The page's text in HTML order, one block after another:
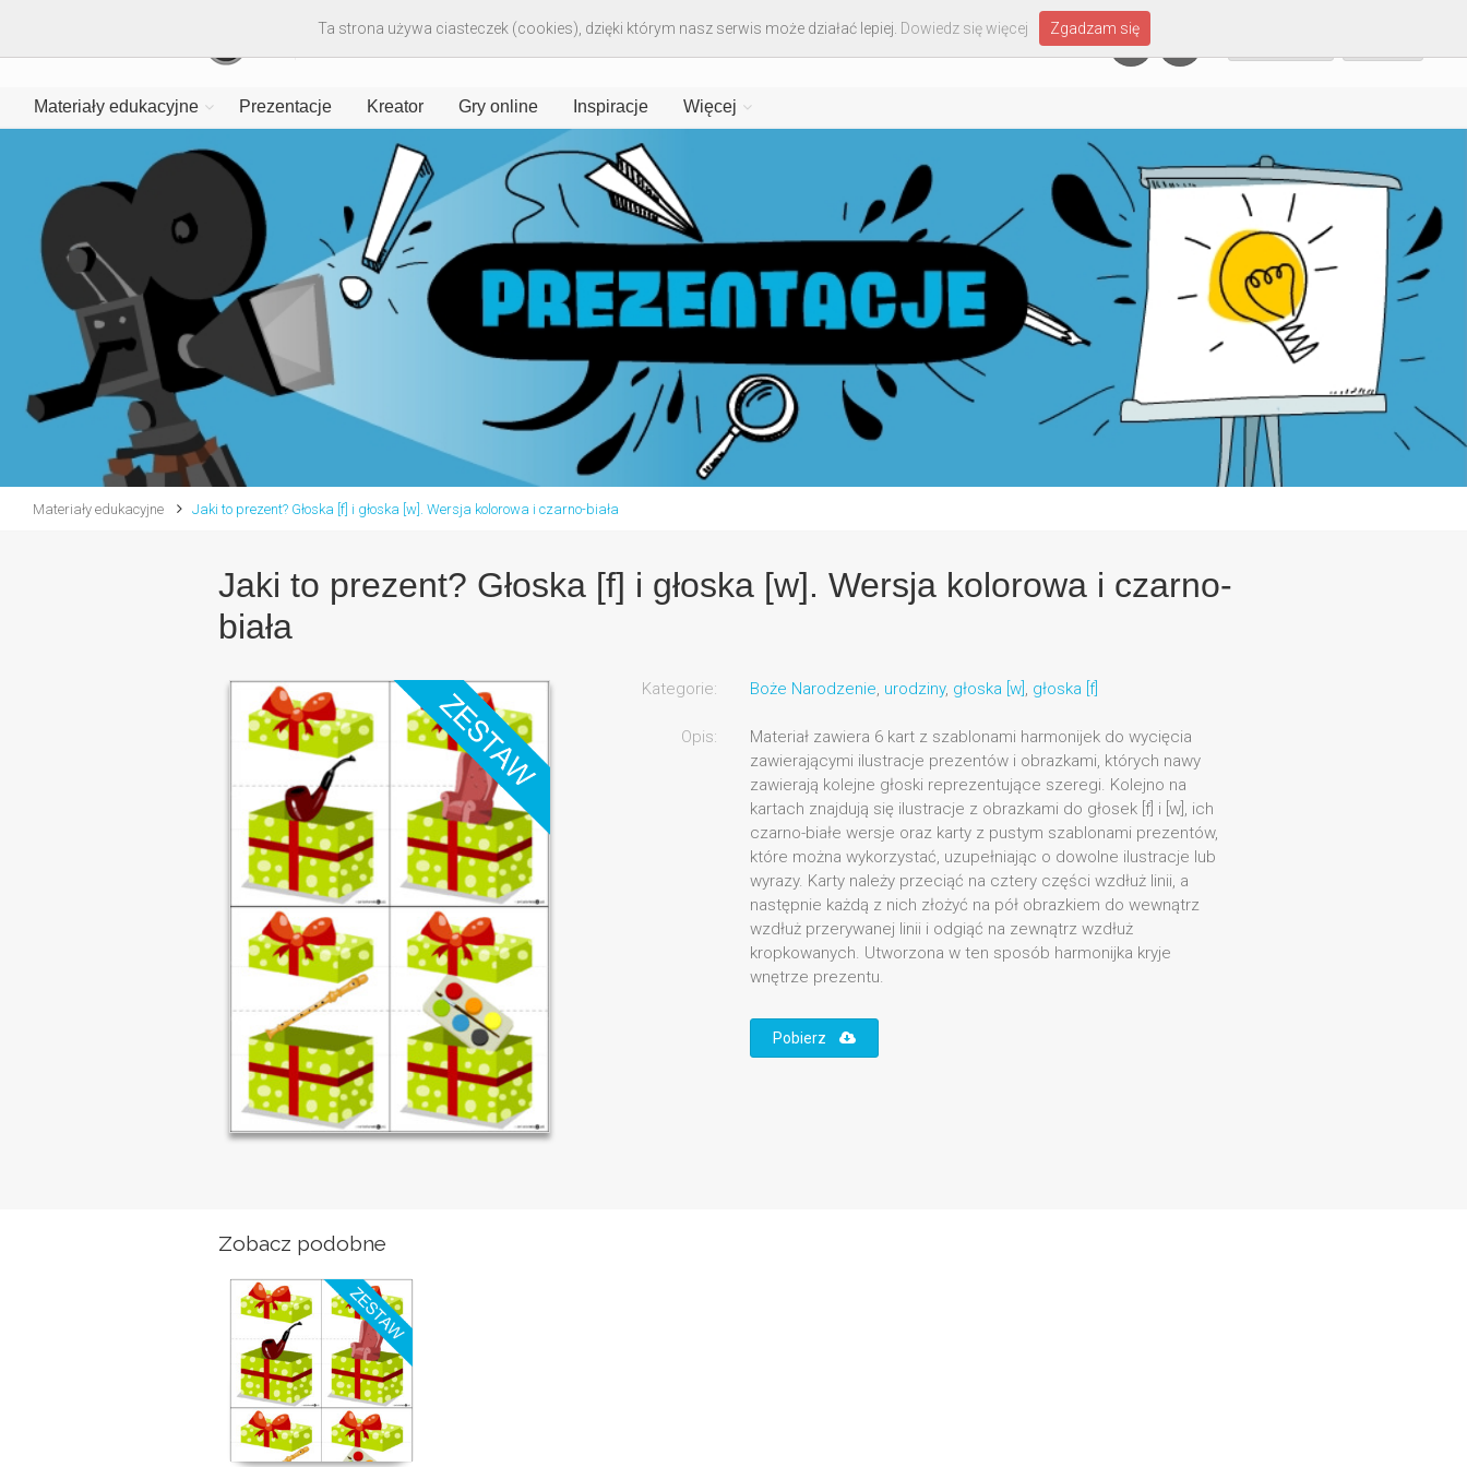
Materiały edukacyjne Prezentacje Kreator Gry online Inspiracje Więcej
Materiały edukacyjne Jaki to prezent? Głoska [f] i głoska [w]. Wersja kolorowa i czarno-biała
Jaki to prezent? Głoska [f] i głoska [w]. Wersja kolorowa i czarno-
biała
Kategorie: Boże Narodzenie, urodziny, głoska [w] , głoska [f]
Opis:
Materiał zawiera 6 kart z szablonami harmonijek do wycięcia
zawierającymi ilustracje prezentów i obrazkami, których nawy
zawierają kolejne głoski reprezentujące szeregi. Kolejno na
kartach znajdują się ilustracje z obrazkami do głosek [f] i [w], ich
czarno-białe wersje oraz karty z pustym szablonami prezentów,
które można wykorzystać, uzupełniając o dowolne ilustracje lub
wyrazy. Karty należy przeciąć na cztery części wzdłuż linii, a
następnie każdą z nich złożyć na pół obrazkiem do wewnątrz
wzdłuż przerywanej linii i odgiąć na zewnątrz wzdłuż
kropkowanych. Utworzona w ten sposób harmonijka kryje
wnętrze prezentu.
Pobierz
Zobacz podobne
Ta strona używa ciasteczek (cookies), dzięki którym nasz serwis może działać lepiej. Dowiedz się więcej Zgadzam się